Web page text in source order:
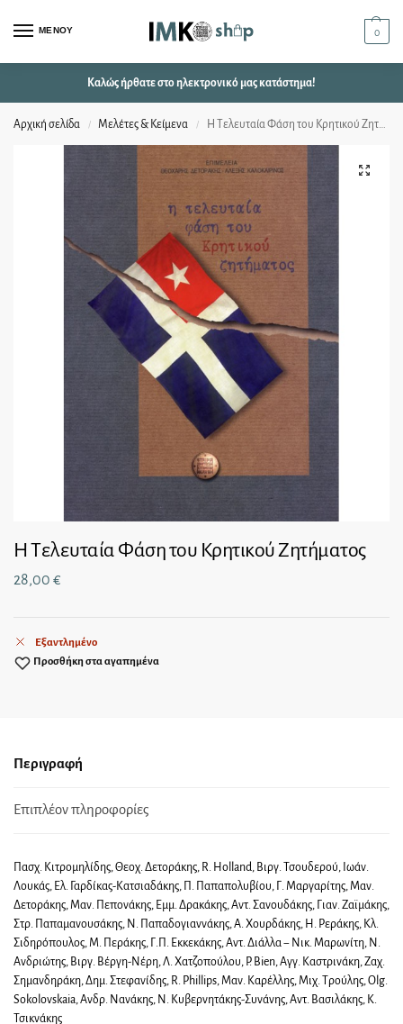
ΜΕΝΟΥ 0
Καλώς ήρθατε στο ηλεκτρονικό μας κατάστημα!
Αρχική σελίδα / Μελέτες & Κείμενα / Η Τελευταία Φάση του Κρητικού Ζητήματος
Η Τελευταία Φάση του Κρητικού Ζητήματος
28,00 €
Εξαντλημένο
Προσθήκη στα αγαπημένα
Περιγραφή
Επιπλέον πληροφορίες
Πασχ. Κιτρομηλίδης, Θεοχ. Δετοράκης, R. Holland, Βιργ. Τσουδερού, Ιωάν.
Λουκάς, Ελ. Γαρδίκας-Κατσιαδάκης, Π. Παπαπολυβίου, Γ. Μαργαρίτης, Μαν.
Δετοράκης, Μαν. Πεπονάκης, Εμμ. Δρακάκης, Αντ. Σανουδάκης, Γιαν. Ζαϊμάκης,
Στρ. Παπαμανουσάκης, Ν. Παπαδογιαννάκης, Α. Χουρδάκης, Η. Ρεράκης, Κλ.
Σιδηρόπουλος, Μ. Περάκης, Γ.Π. Εκκεκάκης, Αντ. Διάλλα − Νικ. Μαρωνίτη, Ν.
Ανδριώτης, Βιργ. Βέργη-Νέρη, Λ. Χατζοπούλου, P. Bien, Αγγ. Καστρινάκη, Ζαχ.
Σημανδηράκη, Δημ. Στεφανίδης, R. Phillips, Μαν. Καρέλλης, Μιχ. Τρούλης, Olg.
Sokolovskaia, Ανδρ. Νανάκης, Ν. Κυβερνητάκης-Συνάνης, Αντ. Βασιλάκης, Κ.
Τσικνάκης